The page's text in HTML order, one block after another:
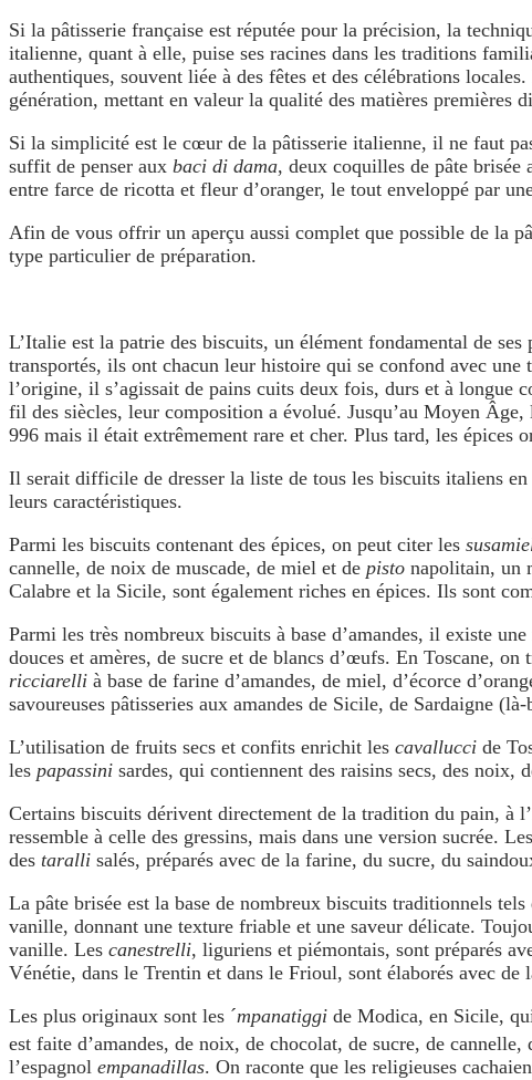
Si la pâtisserie française est réputée pour la précision, la
italienne, quant à elle, puise ses racines dans les traditions
authentiques, souvent liée à des fêtes et des célébrations
génération, mettant en valeur la qualité des matières premières
Si la simplicité est le cœur de la pâtisserie italienne, il ne faut
suffit de penser aux baci di dama, deux coquilles de pâte brisée
entre farce de ricotta et fleur d’oranger, le tout enveloppé par
Afin de vous offrir un aperçu aussi complet que possible de la
type particulier de préparation.
L’Italie est la patrie des biscuits, un élément fondamental de
transportés, ils ont chacun leur histoire qui se confond avec
l’origine, il s’agissait de pains cuits deux fois, durs et à longue
fil des siècles, leur composition a évolué. Jusqu’au Moyen
996 mais il était extrêmement rare et cher. Plus tard, les épices
Il serait difficile de dresser la liste de tous les biscuits italiens
leurs caractéristiques.
Parmi les biscuits contenant des épices, on peut citer les
cannelle, de noix de muscade, de miel et de pisto napolitain, un
Calabre et la Sicile, sont également riches en épices. Ils sont
Parmi les très nombreux biscuits à base d’amandes, il existe
douces et amères, de sucre et de blancs d’œufs. En Toscane, on
ricciarelli à base de farine d’amandes, de miel, d’écorce
savoureuses pâtisseries aux amandes de Sicile, de Sardaigne (là-
L’utilisation de fruits secs et confits enrichit les cavallucci de
les papassini sardes, qui contiennent des raisins secs, des noix,
Certains biscuits dérivent directement de la tradition du pain, à
ressemble à celle des gressins, mais dans une version sucrée. Les
des taralli salés, préparés avec de la farine, du sucre, du
La pâte brisée est la base de nombreux biscuits traditionnels tels
vanille, donnant une texture friable et une saveur délicate.
vanille. Les canestrelli, liguriens et piémontais, sont préparés
Vénétie, dans le Trentin et dans le Frioul, sont élaborés avec
Les plus originaux sont les ´mpanatiggi de Modica, en Sicile,
est faite d’amandes, de noix, de chocolat, de sucre, de
l’espagnol empanadillas. On raconte que les religieuses